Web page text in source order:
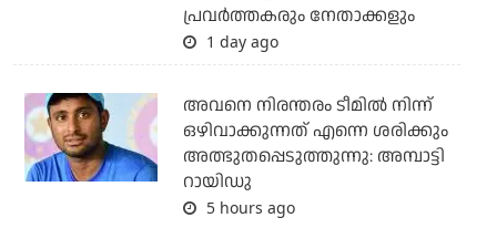
പ്രവര്‍ത്തകരും നേതാക്കളും
1 day ago
അവനെ നിരന്തരം ടീമില്‍ നിന്ന്
ഒഴിവാക്കുന്നത് എന്നെ ശരിക്കും
അത്ഭുതപ്പെടുത്തുന്നു: അമ്പാട്ടി
റായിഡു
5 hours ago